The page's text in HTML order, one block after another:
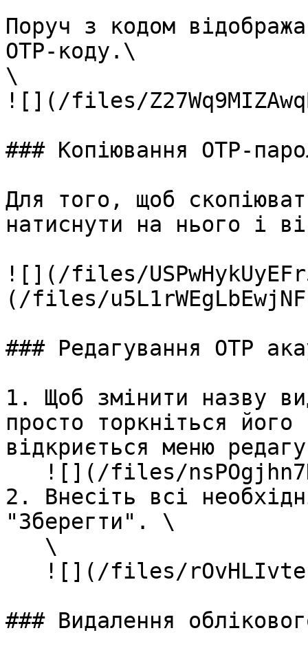
Поруч з кодом
OTP-коду.\
\
![](/files/
### Копіювання OTP-
Для того, щоб
натиснути на нього і
![](/files/
(/files/
### Редагування OTP
1. Щоб змінити назву
просто торкніться
відкриється меню
2. Внесіть всі
"Зберегти". \
### Видалення